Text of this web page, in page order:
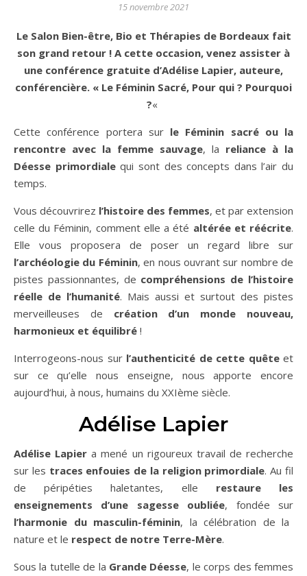
15 novembre 2021
Le Salon Bien-être, Bio et Thérapies de Bordeaux fait
son grand retour ! A cette occasion, venez assister à
une conférence gratuite d’Adélise Lapier, auteure,
conférencière. « Le Féminin Sacré, Pour qui ? Pourquoi
?«
Cette conférence portera sur le Féminin sacré ou la
rencontre avec la femme sauvage, la reliance à la
Déesse primordialequi sont des concepts dans l’air du
temps.
Vous découvrirez l’histoire des femmes, et par extension
celle du Féminin, comment elle a été altérée et réécrite.
Elle vous proposera de poser un regard libre sur
l’archéologie du Féminin, en nous ouvrant sur nombre de
pistes passionnantes, de compréhensions de l’histoire
réelle de l’humanité. Mais aussi et surtout des pistes
merveilleuses de création d’un monde nouveau,
harmonieux et équilibré !
Interrogeons-nous sur l’authenticité de cette quêteet
sur ce qu’elle nous enseigne, nous apporte encore
aujourd’hui, à nous, humains du XXIème siècle.
Adélise Lapier
Adélise Lapier a mené un rigoureux travail de recherche
sur les traces enfouies de la religion primordiale. Au fil
de péripéties haletantes, elle restaure les
enseignements d’une sagesse oubliée, fondée sur
l’harmonie du masculin-féminin, la célébration de la
nature et le respect de notre Terre-Mère.
Sous la tutelle de la Grande Déesse, le corps des femmes